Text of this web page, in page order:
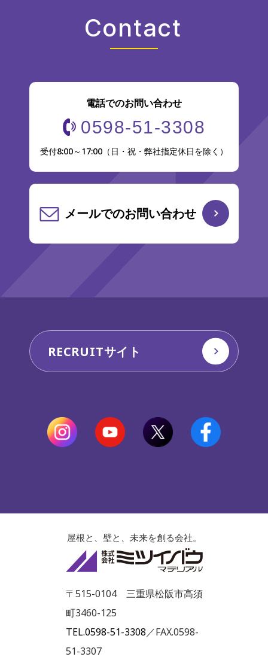
Contact
電話でのお問い合わせ
0598-51-3308
受付8:00～17:00（日・祝・弊社指定休日を除く）
メールでのお問い合わせ
RECRUITサイト
屋根と、壁と、未来を創る会社。
株式会社ミツ
〒515-0104 三重県松阪市高須
町3460-125
TEL.0598-51-3308／FAX.0598-
51-3307